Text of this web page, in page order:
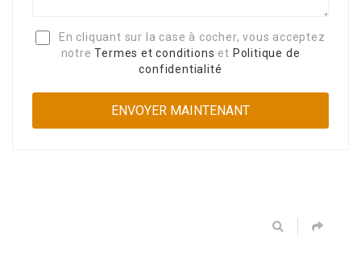
En cliquant sur la case à cocher, vous acceptez
notreTermes et conditions et Politique de
confidentialité